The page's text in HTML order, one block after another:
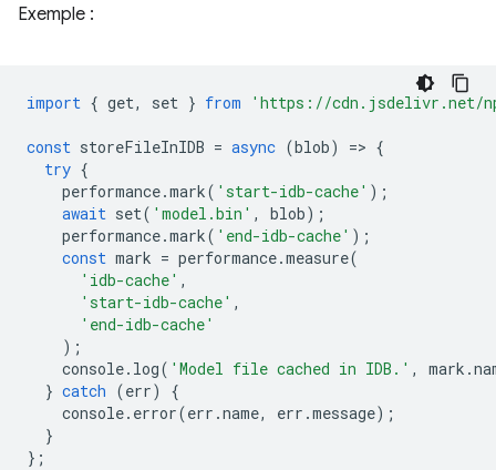
Exemple :
import { get, set } from 'https://cdn.jsdelivr.net/
const storeFileInIDB = async (blob) => {
try {
performance.mark( 'start-idb-cache' );
await set( 'model.bin' , blob);
performance.mark( 'end-idb-cache' );
const mark = performance.measure(
'idb-cache' ,
'start-idb-cache' ,
'end-idb-cache'
);
console. log( 'Model file cached in IDB.' , mark .
} catch (err)
{
console. error(err .name, err .message);
}
};